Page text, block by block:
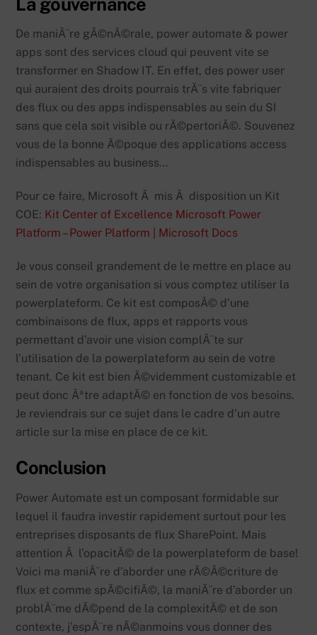
De maniÃ¨re gÃ©nÃ©rale, power automate & power
apps sont des services cloud qui peuvent vite se
transformer en Shadow IT. En effet, des power user
qui auraient des droits pourrais trÃ¨s vite fabriquer
des flux ou des apps indispensables au sein du SI
sans que cela soit visible ou rÃ©pertoriÃ©. Souvenez
vous de la bonne Ã©poque des applications access
indispensables au business…
Pour ce faire, Microsoft Ã mis Ã disposition un Kit
COE: Kit Center of Excellence Microsoft Power
Platform – Power Platform | Microsoft Docs
Je vous conseil grandement de le mettre en place au
sein de votre organisation si vous comptez utiliser la
powerplateform. Ce kit est composÃ© d’une
combinaisons de flux, apps et rapports vous
permettant d’avoir une vision complÃ¨te sur
l’utilisation de la powerplateform au sein de votre
tenant. Ce kit est bien Ã©videmment customizable et
peut donc Ãªtre adaptÃ© en fonction de vos besoins.
Je reviendrais sur ce sujet dans le cadre d’un autre
article sur la mise en place de ce kit.
Conclusion
Power Automate est un composant formidable sur
lequel il faudra investir rapidement surtout pour les
entreprises disposants de flux SharePoint. Mais
attention Ã l’opacitÃ© de la powerplateform de base!
Voici ma maniÃ¨re d’aborder une rÃ©Ã©criture de
flux et comme spÃ©cifiÃ©, la maniÃ¨re d’aborder un
problÃ¨me dÃ©pend de la complexitÃ© et de son
contexte, j’espÃ¨re nÃ©anmoins vous donner des